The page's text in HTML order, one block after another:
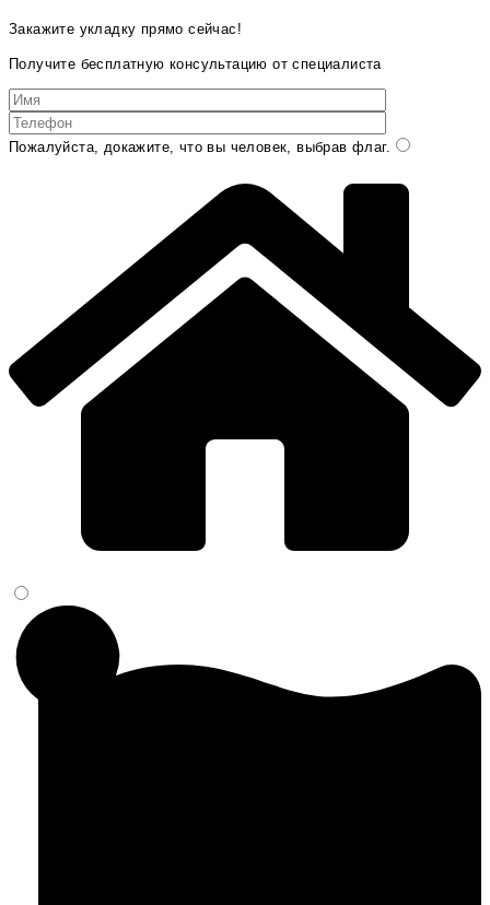
Закажите укладку прямо сейчас!
Получите бесплатную консультацию от специалиста
Пожалуйста, докажите, что вы человек, выбрав флаг.